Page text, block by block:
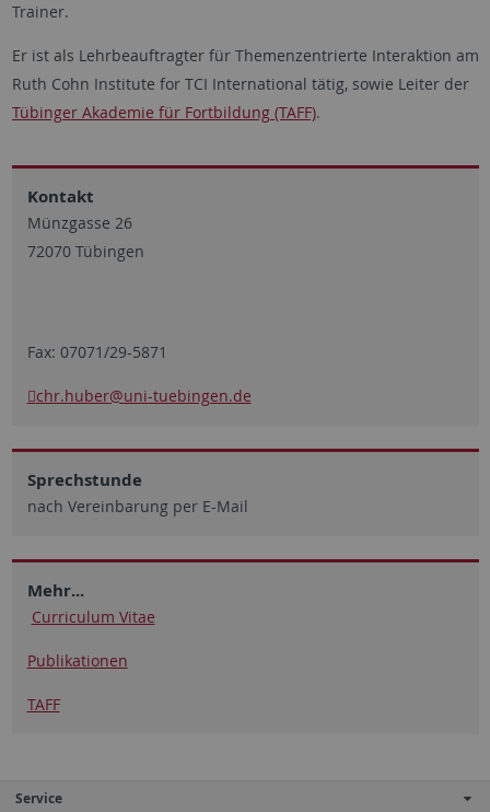
Trainer.
Er ist als Lehrbeauftragter für Themenzentrierte Interaktion am
Ruth Cohn Institute for TCI International tätig, sowie Leiter der
Tübinger Akademie für Fortbildung (TAFF).
Kontakt
Münzgasse 26
72070 Tübingen
Fax: 07071/29-5871
chr.huber@uni-tuebingen.de
Sprechstunde
nach Vereinbarung per E-Mail
Mehr...
Curriculum Vitae
Publikationen
TAFF
Service